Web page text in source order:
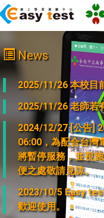
News
2025/11/26 本校目
2025/11/26 老師若
2024/12/27 [公告]
06:00，為配合台灣
將暫停服務，並視
便之處敬請見諒。
2023/10/5 Easy
歡迎使用。